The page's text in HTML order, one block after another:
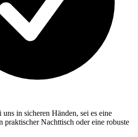
in sicheren Händen, sei es eine
praktischer Nachttisch oder eine robuste